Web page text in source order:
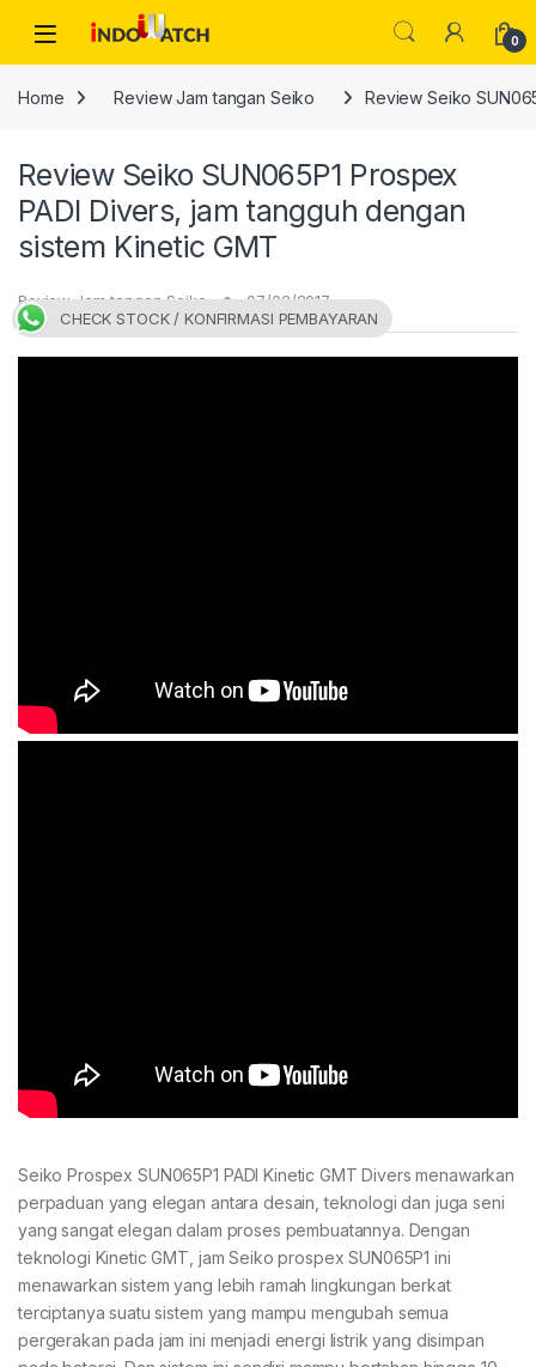
Open 0
Home Review Jam tangan Seiko Review Seiko
Review Seiko SUN065P1 Prospex
PADI Divers, jam tangguh dengan
sistem Kinetic GMT
Review Jam tangan Seiko 07/02/2017
Seiko Prospex SUN065P1 PADI Kinetic GMT Divers menawarkan
perpaduan yang elegan antara desain, teknologi dan juga seni
yang sangat elegan dalam proses pembuatannya. Dengan
teknologi Kinetic GMT, jam Seiko prospex SUN065P1 ini
menawarkan sistem yang lebih ramah lingkungan berkat
terciptanya suatu sistem yang mampu mengubah semua
pergerakan pada jam ini menjadi energi listrik yang disimpan
CHECK STOCK / KONFIRMASI PEMBAYARAN